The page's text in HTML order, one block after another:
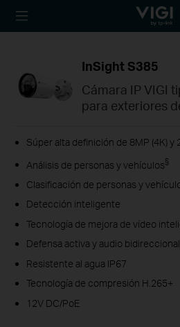
TP-Link, Reliably
InSight S385
Cámara IP VIGI
para exteriores
Súper alta definición de 8MP (4K) y
Análisis de personas y vehículos§
Clasificación de personas y
Detección inteligente
Tecnología de mejora de vídeo
Defensa activa y audio bidireccional
Resistente al agua IP67
Tecnología de compresión H.265+
12V DC/PoE